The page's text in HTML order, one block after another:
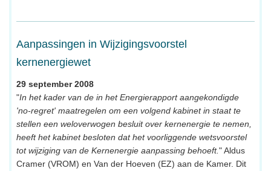
Aanpassingen in Wijzigingsvoorstel
kernenergiewet
29 september 2008
"In het kader van de in het Energierapport aangekondigde
'no-regret' maatregelen om een volgend kabinet in staat te
stellen een weloverwogen besluit over kernenergie te nemen,
heeft het kabinet besloten dat het voorliggende wetsvoorstel
tot wijziging van de Kernenergie aanpassing behoeft." Aldus
Cramer (VROM) en Van der Hoeven (EZ) aan de Kamer. Dit